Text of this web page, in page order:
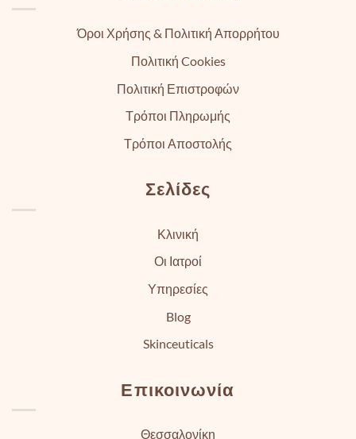
Όροι Χρήσης & Πολιτική Απορρήτου
Πολιτική Cookies
Πολιτική Επιστροφών
Τρόποι Πληρωμής
Τρόποι Αποστολής
Σελίδες
Κλινική
Οι Ιατροί
Υπηρεσίες
Blog
Skinceuticals
Επικοινωνία
Θεσσαλονίκη